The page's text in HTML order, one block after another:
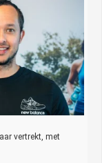
vertrekt, met